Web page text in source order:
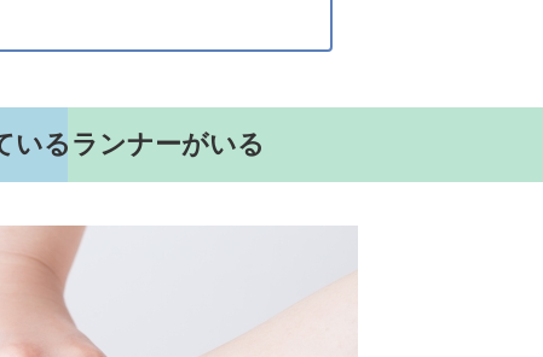
いるランナーがいる